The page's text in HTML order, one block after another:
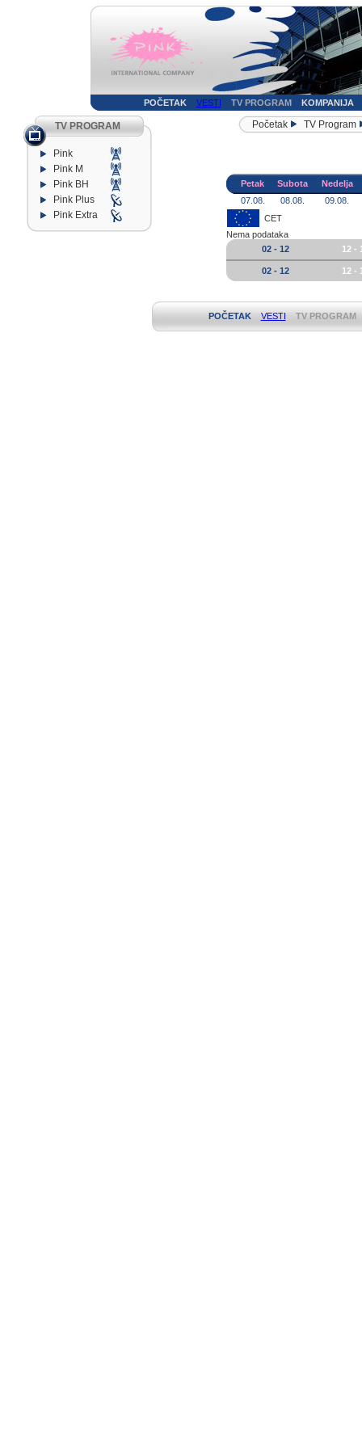
POČETAK VESTI TV PROGRAM KOMPANIJA
TV PROGRAM
Pink
Pink M
Pink BH
Pink Plus
Pink Extra
Početak TV Program
Petak Subota
Nedelja
07.08.
08.08.
09.08.
CET
Nema podataka
02 - 12
12 -
02 - 12 12 -
POČETAK VESTI TV PROGRAM